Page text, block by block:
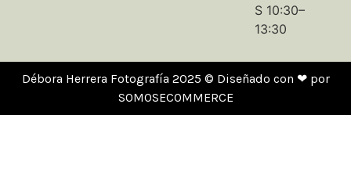
S 10:30–
13:30
Débora Herrera Fotografía 2025 © Diseñado con ❤ por
SOMOSECOMMERCE